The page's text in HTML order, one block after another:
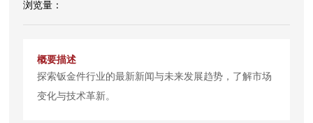
探索钣金件行业的最新新闻与未来发展趋势，了解市场
变化与技术革新。